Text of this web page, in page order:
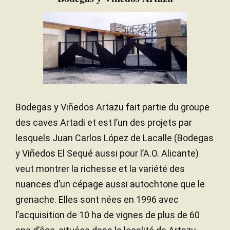
Bodegas y Viñedos Artazu fait partie du groupe
des caves Artadi et est l’un des projets par
lesquels Juan Carlos López de Lacalle (Bodegas
y Viñedos El Sequé aussi pour l’A.O. Alicante)
veut montrer la richesse et la variété des
nuances d’un cépage aussi autochtone que le
grenache. Elles sont nées en 1996 avec
l’acquisition de 10 ha de vignes de plus de 60